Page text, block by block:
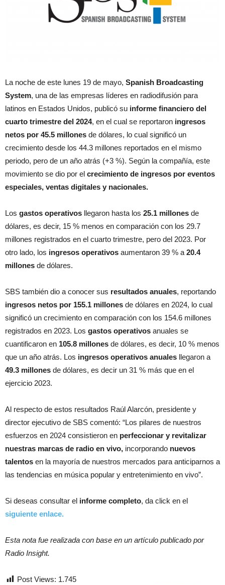
La noche de este lunes 19 de mayo, Spanish Broadcasting
System, una de las empresas líderes en radiodifusión para
latinos en Estados Unidos, publicó su informe financiero del
cuarto trimestre del 2024, en el cual se reportaron ingresos
netos por 45.5 millones de dólares, lo cual significó un
crecimiento desde los 44.3 millones reportados en el mismo
periodo, pero de un año atrás (+3 %). Según la compañía, este
movimiento se dio por el crecimiento de ingresos por eventos
especiales, ventas digitales y nacionales.
Los gastos operativos llegaron hasta los 25.1 millones de
dólares, es decir, 15 % menos en comparación con los 29.7
millones registrados en el cuarto trimestre, pero del 2023. Por
otro lado, los ingresos operativos aumentaron 39 % a 20.4
millones de dólares.
SBS también dio a conocer sus resultados anuales, reportando
ingresos netos por 155.1 millones de dólares en 2024, lo cual
significó un crecimiento en comparación con los 154.6 millones
registrados en 2023. Los gastos operativos anuales se
cuantificaron en 105.8 millones de dólares, es decir, 10 % menos
que un año atrás. Los ingresos operativos anuales llegaron a
49.3 millones de dólares, es decir un 31 % más que en el
ejercicio 2023.
Al respecto de estos resultados Raúl Alarcón, presidente y
director ejecutivo de SBS comentó: “Los pilares de nuestros
esfuerzos en 2024 consistieron en perfeccionar y revitalizar
nuestras marcas de radio en vivo, incorporando nuevos
talentos en la mayoría de nuestros mercados para anticiparnos a
las tendencias en música popular y entretenimiento en vivo”.
Si deseas consultar el informe completo, da click en el
siguiente enlace.
Esta nota fue realizada con base en un artículo publicado por
Radio Insight.
Post Views: 1.745